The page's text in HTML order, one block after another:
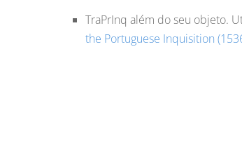
TraPrInq além do seu objeto.
the Portuguese Inquisition